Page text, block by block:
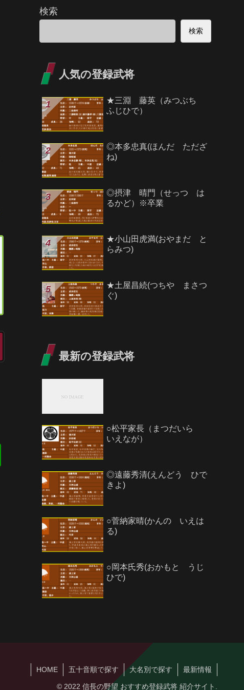
検索
検索
人気の登録武将
★三淵 藤英（みつぶち
ふじひで）
◎本多忠真(ほんだ ただざ
ね)
◎摂津 晴門（せっつ は
るかど）※卒業
★小山田虎満(おやまだ と
らみつ)
★土屋昌続(つちや まさつ
ぐ)
最新の登録武将
○松平家長（まつだいら
いえなが）
◎遠藤秀清(えんどう ひで
きよ)
○菅納家晴(かんの いえは
る)
○岡本氏秀(おかもと うじ
ひで)
HOME 五十音順で探す 大名別で探す 最新情報
© 2022 信長の野望 おすすめ登録武将 紹介サイト.